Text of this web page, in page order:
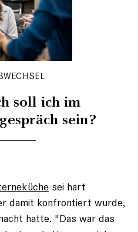
soll ich im
sein?
sei hart
damit konfrontiert wurde,
hatte. "Das war das